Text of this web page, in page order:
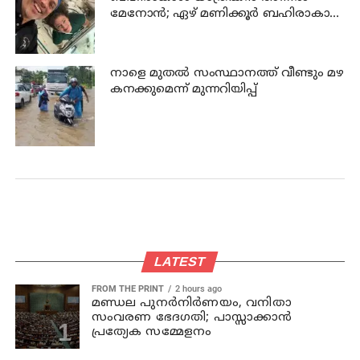
മേനോൻ; ഏഴ് മണിക്കൂർ ബഹിരാകാശ
നാളെ മുതല്‍ സംസ്ഥാനത്ത് വീണ്ടും മഴ
കനക്കുമെന്ന് മുന്നറിയിപ്പ്
LATEST
FROM THE PRINT 2 hours ago
മണ്ഡല പുനർനിർണയം, വനിതാ
സംവരണ ഭേദഗതി; പാസ്സാക്കാൻ
പ്രത്യേക സമ്മേളനം